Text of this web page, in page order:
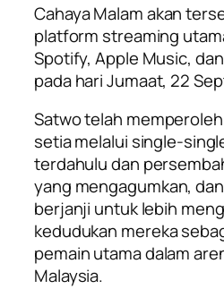
Cahaya Malamakan
platform streaming
Spotify, Apple Music,
pada hari Jumaat, 22
Satwo telah
setia melalui single-
terdahulu dan
yang mengagumkan, dan
berjanji untuk lebih
kedudukan mereka
pemain utama dalam
Malaysia.